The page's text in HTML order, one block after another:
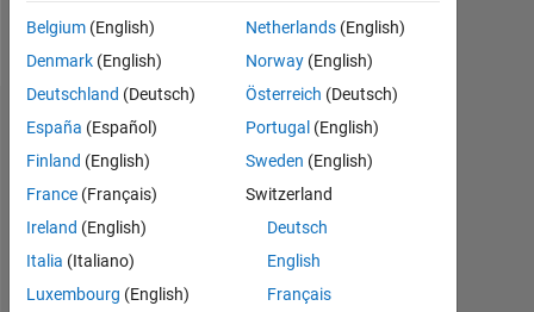
Nachricht
Abzeichen
Mani's
Abzeichen
MATLAB
Answers
Abzeichen
Belgium (English)
Denmark (English)
Deutschland (Deutsch)
España (Español)
Finland (English)
France (Français)
Ireland (English)
Italia (Italiano)
Luxembourg (English)
Netherlands (English)
Norway (English)
Österreich (Deutsch)
Portugal (English)
Sweden (English)
Switzerland
Deutsch
English
Français